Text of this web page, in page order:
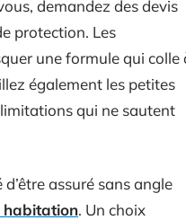
demandez des devis
protection. Les
une formule qui colle
également les petites
limitations qui ne sautent
assuré sans angle
habitation. Un choix